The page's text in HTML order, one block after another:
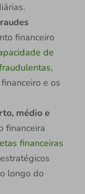
financeiro
de
,
e os
médio e
financeira
financeiras
longo do